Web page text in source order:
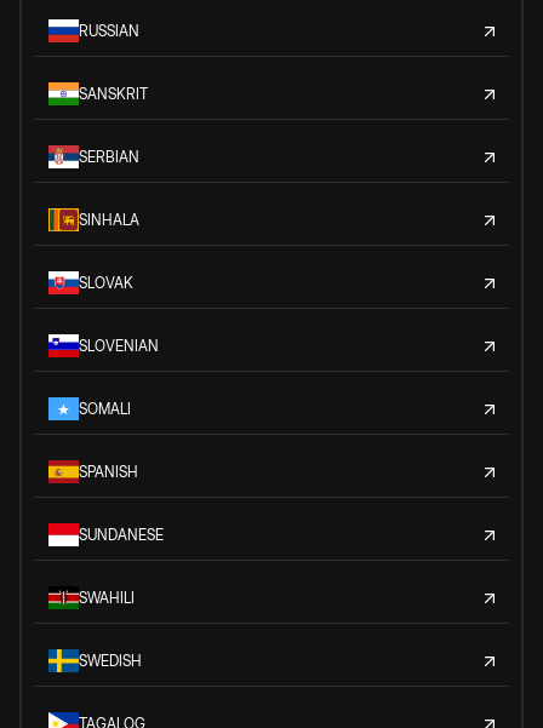
RUSSIAN
SANSKRIT
SERBIAN
SINHALA
SLOVAK
SLOVENIAN
SOMALI
SPANISH
SUNDANESE
SWAHILI
SWEDISH
TAGALOG